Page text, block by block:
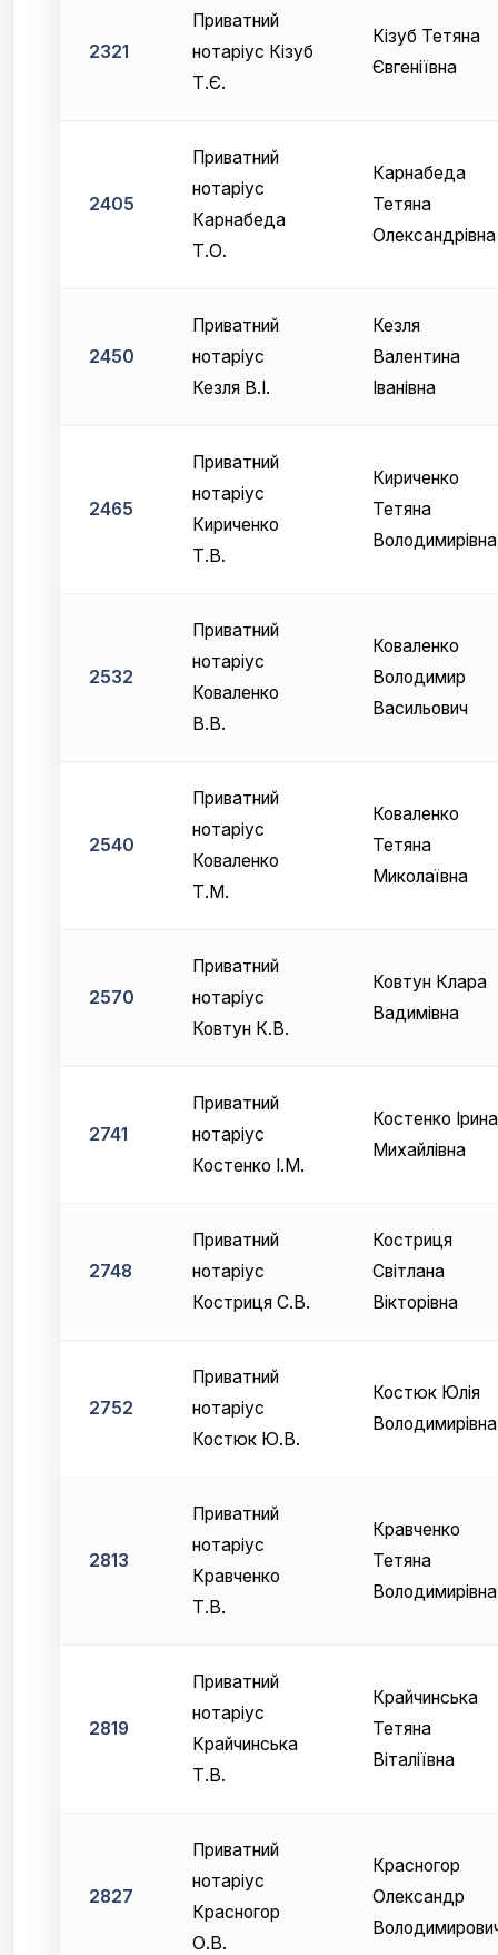
2321
Приватний
нотаріус Кізуб
Т.Є.
Кізуб Тетяна
Євгеніївна
2405
Приватний
нотаріус
Карнабеда
Т.О.
Карнабеда
Тетяна
Олександрівна
2450
Приватний
нотаріус
Кезля В.І.
Кезля
Валентина
Іванівна
2465
Приватний
нотаріус
Кириченко
Т.В.
Кириченко
Тетяна
Володимирівна
2532
Приватний
нотаріус
Коваленко
В.В.
Коваленко
Володимир
Васильович
2540
Приватний
нотаріус
Коваленко
Т.М.
Коваленко
Тетяна
Миколаївна
2570
Приватний
нотаріус
Ковтун К.В.
Ковтун Клара
Вадимівна
2741
Приватний
нотаріус
Костенко І.М.
Костенко Ірина
Михайлівна
2748
Приватний
нотаріус
Костриця С.В.
Костриця
Світлана
Вікторівна
2752
Приватний
нотаріус
Костюк Ю.В.
Костюк Юлія
Володимирівна
2813
Приватний
нотаріус
Кравченко
Т.В.
Кравченко
Тетяна
Володимирівна
2819
Приватний
нотаріус
Крайчинська
Т.В.
Крайчинська
Тетяна
Віталіївна
2827
Приватний
нотаріус
Красногор
О.В.
Красногор
Олександр